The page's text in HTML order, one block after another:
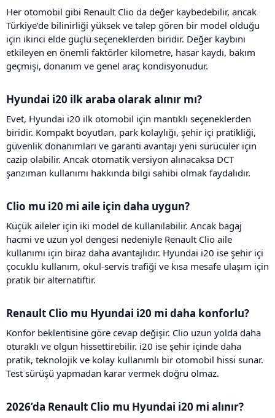
Her otomobil gibi Renault Clio da değer kaybedebilir, ancak
Türkiye’de bilinirliği yüksek ve talep gören bir model olduğu
için ikinci elde güçlü seçeneklerden biridir. Değer kaybını
etkileyen en önemli faktörler kilometre, hasar kaydı, bakım
geçmişi, donanım ve genel araç kondisyonudur.
Hyundai i20 ilk araba olarak alınır mı?​
Evet, Hyundai i20 ilk otomobil için mantıklı seçeneklerden
biridir. Kompakt boyutları, park kolaylığı, şehir içi pratikliği,
güvenlik donanımları ve garanti avantajı yeni sürücüler için
cazip olabilir. Ancak otomatik versiyon alınacaksa DCT
şanzıman kullanımı hakkında bilgi sahibi olmak faydalıdır.
Clio mu i20 mi aile için daha uygun?​
Küçük aileler için iki model de kullanılabilir. Ancak bagaj
hacmi ve uzun yol dengesi nedeniyle Renault Clio aile
kullanımı için biraz daha avantajlıdır. Hyundai i20 ise şehir içi
çocuklu kullanım, okul-servis trafiği ve kısa mesafe ulaşım için
pratik bir alternatiftir.
Renault Clio mu Hyundai i20 mi daha konforlu?​
Konfor beklentisine göre cevap değişir. Clio uzun yolda daha
oturaklı ve olgun hissettirebilir. i20 ise şehir içinde daha
pratik, teknolojik ve kolay kullanımlı bir otomobil hissi sunar.
Test sürüşü yapmadan karar vermek doğru olmaz.
2026’da Renault Clio mu Hyundai i20 mi alınır?​